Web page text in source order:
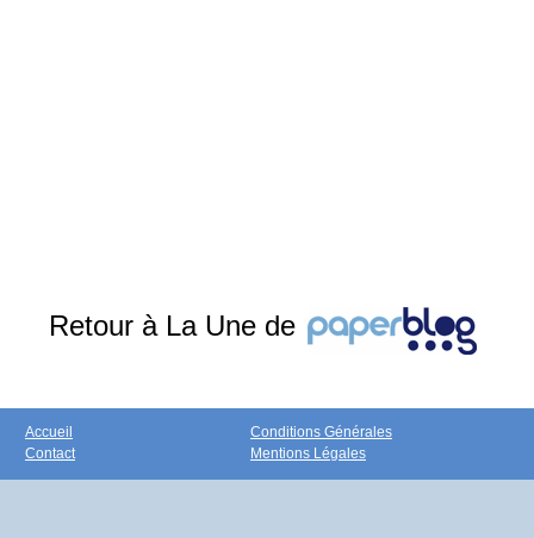
Retour à La Une de
Accueil
Contact
Conditions Générales
Mentions Légales